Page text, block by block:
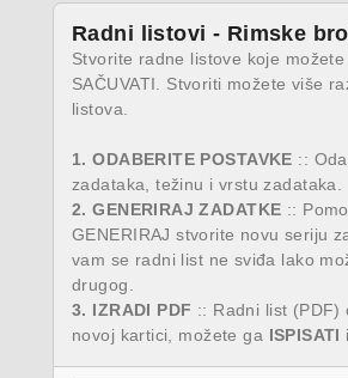
Radni listovi - Rimske
Stvorite radne listove koje možete
SAČUVATI. Stvoriti možete više
listova.
1. ODABERITE POSTAVKE ::
zadataka, težinu i vrstu zadataka.
2. GENERIRAJ ZADATKE ::
GENERIRAJ stvorite novu seriju
vam se radni list ne sviđa lako
drugog.
3. IZRADI PDF :: Radni list (PDF)
novoj kartici, možete ga ISPISATI